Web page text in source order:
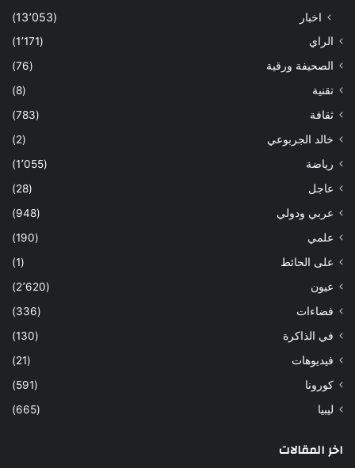
اخبار (13٬053)
الراي
(1٬171)
الصحيفة ورقية
(76)
تقنية
(8)
ثقافة
(783)
خالد الجربوعي
(2)
رياضة
(1٬055)
عاجل
(28)
عربي ودولي
(948)
علمي
(190)
على الحائط
(1)
عيون
(2٬620)
فضاءات
(336)
في الذاكرة
(130)
فيديوهات
(21)
كورونا
(591)
ليبيا
(665)
اخر المقالات